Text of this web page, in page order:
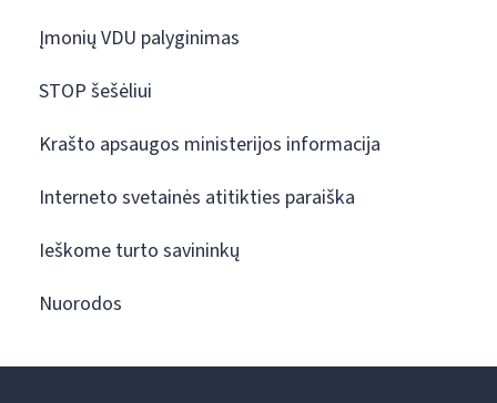
Įmonių VDU palyginimas
STOP šešėliui
Krašto apsaugos ministerijos informacija
Interneto svetainės atitikties paraiška
Ieškome turto savininkų
Nuorodos